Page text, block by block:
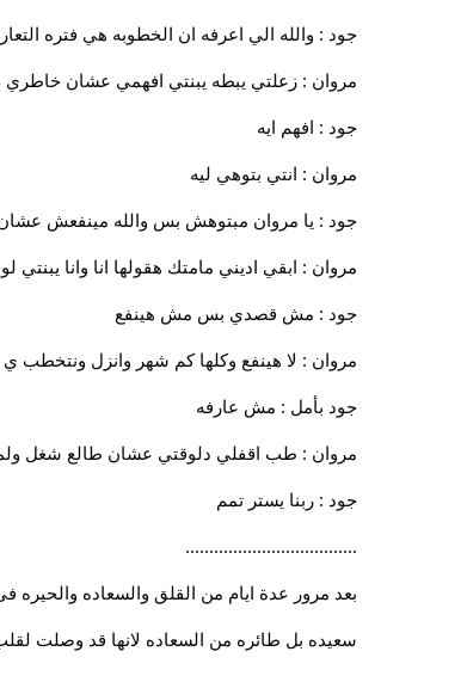
جود : والله الي اعرفه ان الخطوبه هي فتره
مروان : زعلتي يبطه يبنتي افهمي عشان خاطري
جود : افهم ايه
مروان : انتي بتوهي ليه
جود : يا مروان مبتوهش بس والله مينفعش
مروان : ابقي اديني مامتك هقولها انا وانا
جود : مش قصدي بس مش هينفع
مروان : لا هينفع وكلها كم شهر وانزل ونتخطب
جود بأمل : مش عارفه
مروان : طب اقفلي دلوقتي عشان طالع شغل
جود : ربنا يستر تمم
....................................
بعد مرور عدة ايام من القلق والسعاده والحيره
سعيده بل طائره من السعاده لانها قد وصلت